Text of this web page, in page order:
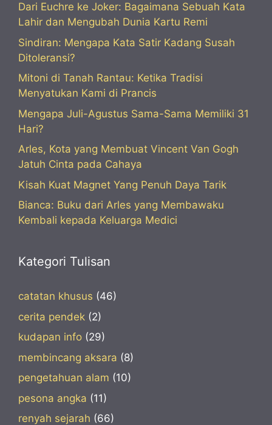
Dari Euchre ke Joker: Bagaimana Sebuah Kata
Lahir dan Mengubah Dunia Kartu Remi
Sindiran: Mengapa Kata Satir Kadang Susah
Ditoleransi?
Mitoni di Tanah Rantau: Ketika Tradisi
Menyatukan Kami di Prancis
Mengapa Juli-Agustus Sama-Sama Memiliki 31
Hari?
Arles, Kota yang Membuat Vincent Van Gogh
Jatuh Cinta pada Cahaya
Kisah Kuat Magnet Yang Penuh Daya Tarik
Bianca: Buku dari Arles yang Membawaku
Kembali kepada Keluarga Medici
Kategori Tulisan
catatan khusus (46)
cerita pendek (2)
kudapan info (29)
membincang aksara (8)
pengetahuan alam (10)
pesona angka (11)
renyah sejarah (66)